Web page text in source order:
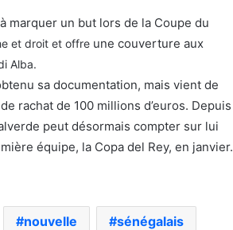
marquer un but lors de la Coupe du
et droit et offre une couverture aux
Alba.
sa documentation, mais vient de
rachat de 100 millions d’euros. Depuis
peut désormais compter sur lui
équipe, la Copa del Rey, en janvier.
nouvelle sénégalais